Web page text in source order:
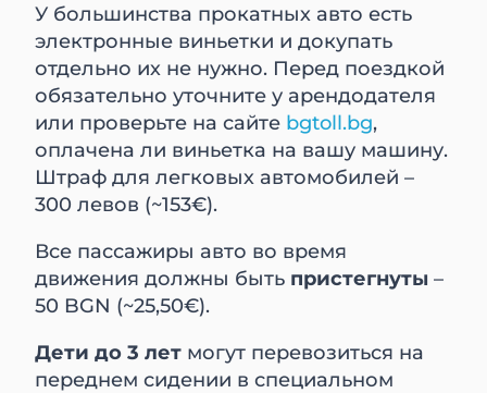
У большинства прокатных авто есть
электронные виньетки и докупать
отдельно их не нужно. Перед поездкой
обязательно уточните у арендодателя
или проверьте на сайте bgtoll.bg,
оплачена ли виньетка на вашу машину.
Штраф для легковых автомобилей –
300 левов (~153€).
Все пассажиры авто во время
движения должны быть пристегнуты –
50 BGN (~25,50€).
Дети до 3 лет могут перевозиться на
переднем сидении в специальном